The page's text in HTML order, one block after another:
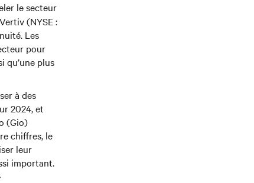
le secteur
(NYSE :
Les
pour
qu’une plus
à des
2024, et
(Gio)
chiffres, le
leur
important.